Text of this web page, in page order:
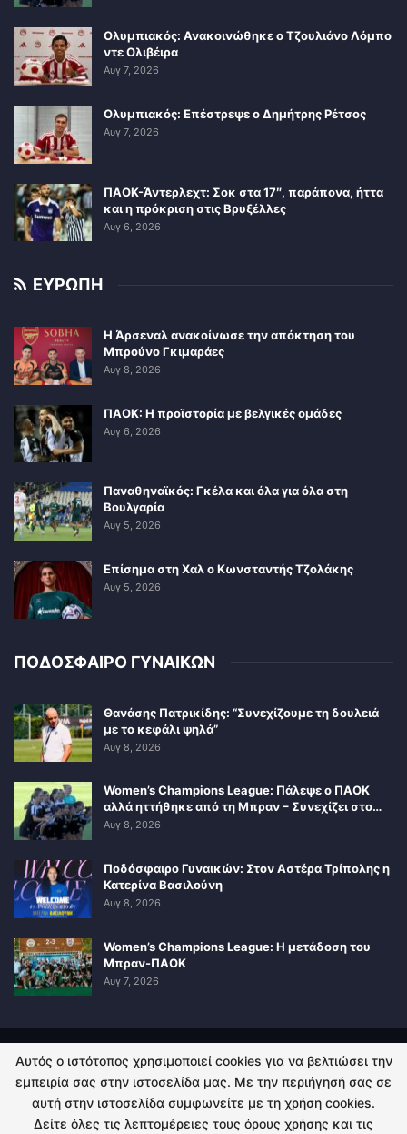
Ολυμπιακός: Ανακοινώθηκε ο Τζουλιάνο Λόμπο
ντε Ολιβέιρα
Αυγ 7, 2026
Ολυμπιακός: Επέστρεψε ο Δημήτρης Ρέτσος
Αυγ 7, 2026
ΠΑΟΚ-Άντερλεχτ: Σοκ στα 17″, παράπονα, ήττα
και η πρόκριση στις Βρυξέλλες
Αυγ 6, 2026
ΕΥΡΩΠΗ
Η Άρσεναλ ανακοίνωσε την απόκτηση του
Μπρούνο Γκιμαράες
Αυγ 8, 2026
ΠΑΟΚ: Η προϊστορία με βελγικές ομάδες
Αυγ 6, 2026
Παναθηναϊκός: Γκέλα και όλα για όλα στη
Βουλγαρία
Αυγ 5, 2026
Επίσημα στη Χαλ ο Κωνσταντής Τζολάκης
Αυγ 5, 2026
ΠΟΔΟΣΦΑΙΡΟ ΓΥΝΑΙΚΩΝ
Θανάσης Πατρικίδης: “Συνεχίζουμε τη δουλειά
με το κεφάλι ψηλά”
Αυγ 8, 2026
Women’s Champions League: Πάλεψε ο ΠΑΟΚ
αλλά ηττήθηκε από τη Μπραν – Συνεχίζει στο…
Αυγ 8, 2026
Ποδόσφαιρο Γυναικών: Στον Αστέρα Τρίπολης η
Κατερίνα Βασιλούνη
Αυγ 8, 2026
Women’s Champions League: Η μετάδοση του
Μπραν-ΠΑΟΚ
Αυγ 7, 2026
ΠΟΛΙΤΙΚΗ ΑΠΟΡΡΗΤΟΥ ΕΠΙΚΟΙΝΩΝΙΑ
© 2026 - Kingsport.gr. All Rights Reserved.
Αυτός ο ιστότοπος χρησιμοποιεί cookies για να βελτιώσει την
εμπειρία σας στην ιστοσελίδα μας. Με την περιήγησή σας σε
αυτή στην ιστοσελίδα συμφωνείτε με τη χρήση cookies.
Δείτε όλες τις λεπτομέρειες τους όρους χρήσης και τις